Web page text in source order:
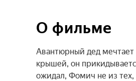
О фильме
Авантюрный дед мечтает
крышей, он
ожидал, Фомич не из тех,